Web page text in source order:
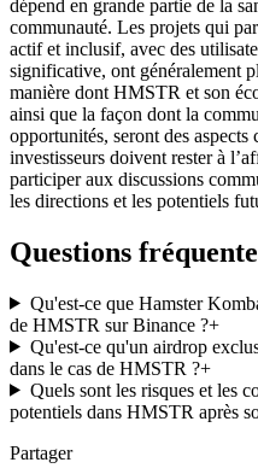
dépend en grande partie de la
communauté. Les projets qui
actif et inclusif, avec des
significative, ont généralement
manière dont HMSTR et son
ainsi que la façon dont la
opportunités, seront des
investisseurs doivent rester à
participer aux discussions
les directions et les potentiels
Questions
Qu'est-ce que Hamster
de HMSTR sur Binance ?+
Qu'est-ce qu'un airdrop
dans le cas de HMSTR ?+
Quels sont les risques et les
potentiels dans HMSTR après
Partager